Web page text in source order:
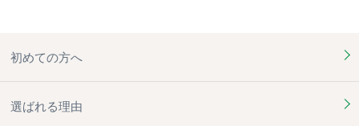
初めての方へ
選ばれる理由